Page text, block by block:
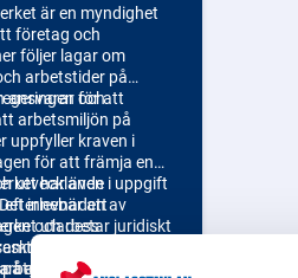
är en myndighet
företag och
följer lagar om
arbetstider på
och
ansvarar för att
arbetsmiljön på
uppfyller kraven i
för att främja en
utvecklande
innebär att
utarbetar juridiskt
genomför
arbetsplatser och
har även i uppgift
av
och dess
att samla in
åtgärder bidrar